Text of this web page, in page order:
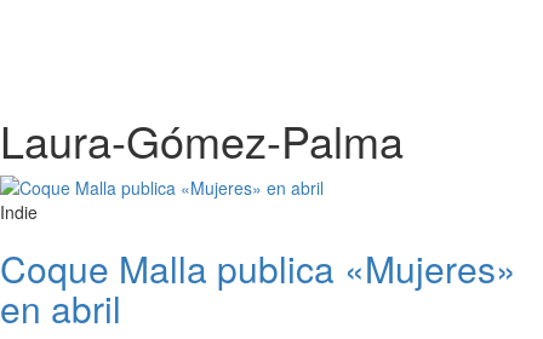
Laura-Gómez-Palma
Indie
Coque Malla publica «Mujeres»
en abril